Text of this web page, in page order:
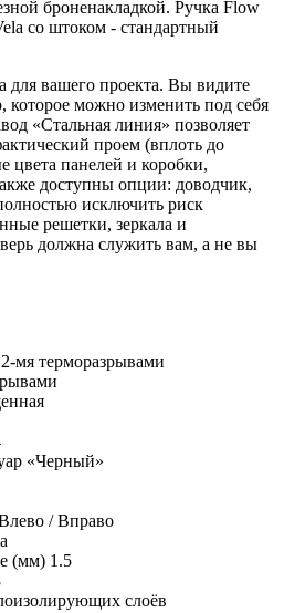
броненакладкой. Ручка Flow
со штоком - стандартный
для вашего проекта. Вы видите
которое можно изменить под себя
«Стальная линия» позволяет
проем (вплоть до
цвета панелей и коробки,
доступны опции: доводчик,
исключить риск
решетки, зеркала и
должна служить вам, а не вы
мя терморазрывами
«Черный»
/ Вправо
(мм) 1.5
слоёв